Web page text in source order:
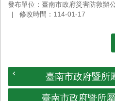
站
導
頁
市
發布單位：臺南市政府災害防救辦
修改時間：114-01-17
臺南市政府暨所
臺南市政府暨所